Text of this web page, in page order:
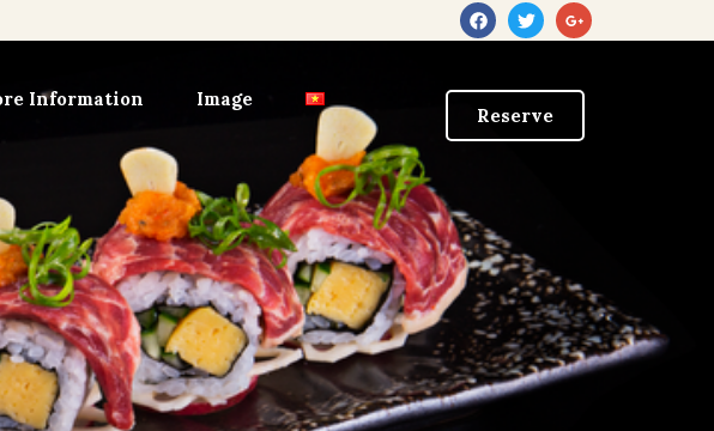
Information Image
Reserve